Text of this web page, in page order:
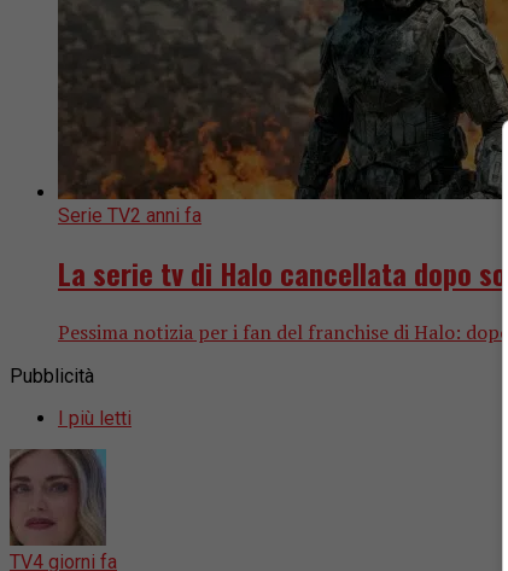
Serie TV2 anni fa
La serie tv di Halo cancellata dopo
Pessima notizia per i fan del franchise di Halo:
Pubblicità
I più letti
TV4 giorni fa